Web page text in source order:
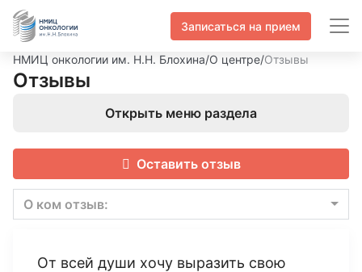
Записаться на прием
НМИЦ онкологии им. Н.Н. Блохина/О центре/Отзывы
Отзывы
Открыть меню раздела
Оставить отзыв
О ком отзыв:
От всей души хочу выразить свою